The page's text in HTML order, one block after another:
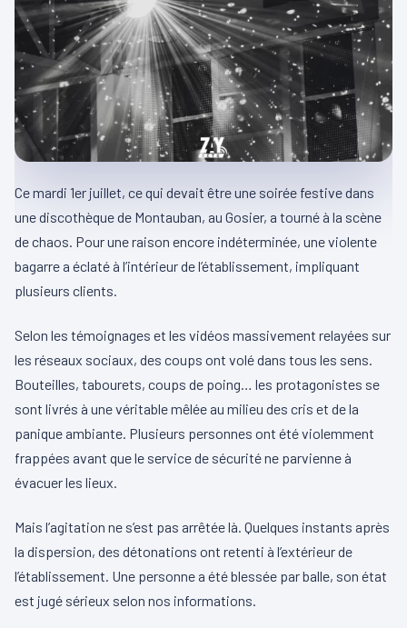
Ce mardi 1er juillet, ce qui devait être une soirée festive dans
une discothèque de Montauban, au Gosier, a tourné à la scène
de chaos. Pour une raison encore indéterminée, une violente
bagarre a éclaté à l’intérieur de l’établissement, impliquant
plusieurs clients.
Selon les témoignages et les vidéos massivement relayées sur
les réseaux sociaux, des coups ont volé dans tous les sens.
Bouteilles, tabourets, coups de poing… les protagonistes se
sont livrés à une véritable mêlée au milieu des cris et de la
panique ambiante. Plusieurs personnes ont été violemment
frappées avant que le service de sécurité ne parvienne à
évacuer les lieux.
Mais l’agitation ne s’est pas arrêtée là. Quelques instants après
la dispersion, des détonations ont retenti à l’extérieur de
l’établissement. Une personne a été blessée par balle, son état
est jugé sérieux selon nos informations.